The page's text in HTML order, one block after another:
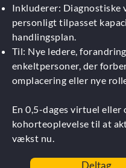
Inkluderer: Diagnostiske
personligt tilpasset
handlingsplan.
Til: Nye ledere,
enkeltpersoner, der
omplacering eller nye
En 0,5-dages virtuel eller
kohorteoplevelse til at
vækst nu.
Deltag